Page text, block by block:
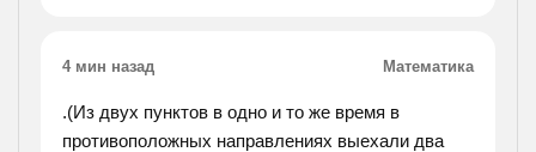
4 мин назад Математика
.(Из двух пунктов в одно и то же время в
противоположных направлениях выехали два